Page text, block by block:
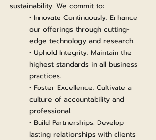
sustainability. We commit to:
• Innovate Continuously: Enhance
our offerings through cutting-
edge technology and research.
• Uphold Integrity: Maintain the
highest standards in all business
practices.
• Foster Excellence: Cultivate a
culture of accountability and
professional.
• Build Partnerships: Develop
lasting relationships with clients